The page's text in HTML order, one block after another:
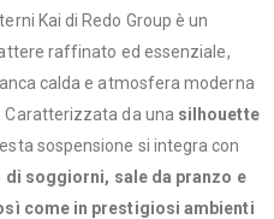
Kai di Redo Group è un
raffinato ed essenziale,
calda e atmosfera moderna
Caratterizzata da una silhouette
sospensione si integra con
soggiorni, sale da pranzo e
come in prestigiosi ambienti